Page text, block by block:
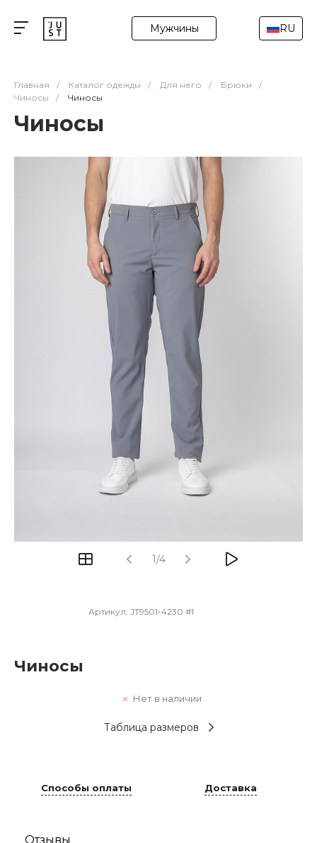
Мужчины RU
Главная / Каталог одежды / Для него / Брюки
/
Чиносы
/ Чиносы
Чиносы
1/4
Артикул: JT9501-4230 #1
Чиносы
Нет в наличии
Таблица размеров
Способы оплаты Доставка
Отзывы